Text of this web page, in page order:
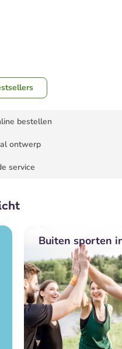
bestellen
ontwerp
service
Buiten sporten